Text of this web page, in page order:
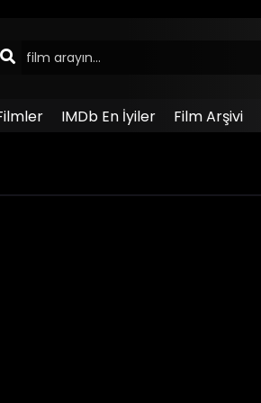
IMDb En İyiler Film Arşivi